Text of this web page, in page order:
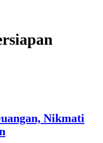
Nikmati